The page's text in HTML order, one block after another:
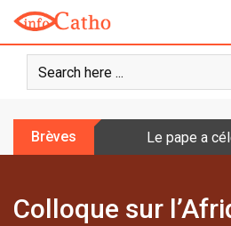
o
Brèves Le pape a
Colloque sur